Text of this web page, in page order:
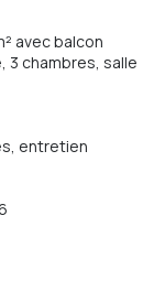
avec balcon
3 chambres, salle
entretien